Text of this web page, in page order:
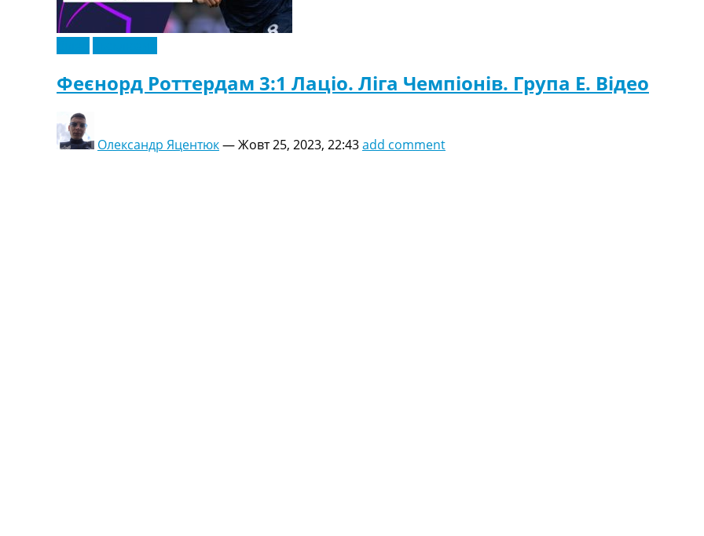
Феєнорд Роттердам 3:1 Лаціо. Ліга Чемпіонів. Група E. Відео
Олександр Яцентюк—Жовт 25, 2023, 22:43add comment